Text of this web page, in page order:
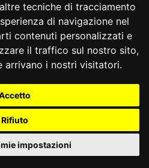
tecniche di tracciamento
di navigazione nel
contenuti personalizzati e
il traffico sul nostro sito,
arrivano i nostri visitatori.
Rifiuto
impostazioni
costituzionale
in esame vanno pertanto
MOTIVI
le questioni di
degli artt. 1, 2, 3, 4, 5,
legge 29 marzo 2001, n.
nazionale del